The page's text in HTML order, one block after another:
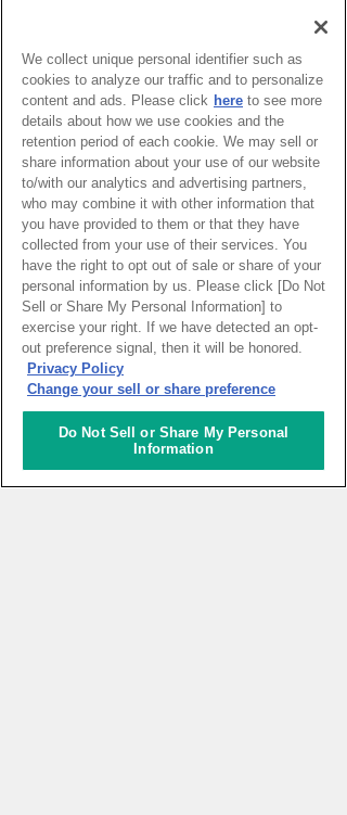
PAGE TOP
HOME イベントカレンダー
コミュニケーター
We collect unique personal identifier such as
cookies to analyze our traffic and to personalize
content and ads. Please click here to see more
details about how we use cookies and the
retention period of each cookie. We may sell or
share information about your use of our website
to/with our analytics and advertising partners,
who may combine it with other information that
you have provided to them or that they have
collected from your use of their services. You
have the right to opt out of sale or share of your
personal information by us. Please click [Do Not
Sell or Share My Personal Information] to
exercise your right. If we have detected an opt-
out preference signal, then it will be honored.
Privacy Policy
Change your sell or share preference
Do Not Sell or Share My Personal
Information